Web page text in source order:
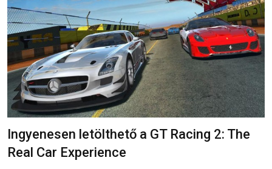
Ingyenesen letölthető a GT Racing 2: The
Real Car Experience